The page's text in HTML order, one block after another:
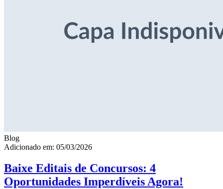
Blog
Adicionado em: 05/03/2026
Baixe Editais de Concursos: 4
Oportunidades Imperdíveis Agora!